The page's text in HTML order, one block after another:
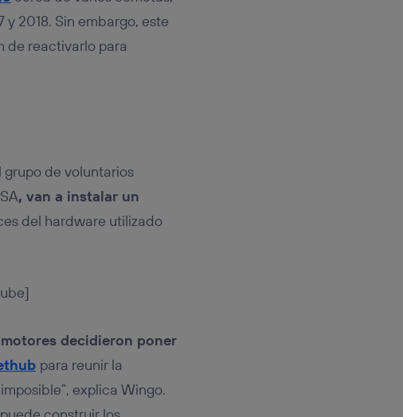
2018. Sin embargo, este
de reactivarlo para
grupo de voluntarios
, van a instalar un
del hardware utilizado
decidieron poner
para reunir la
explica Wingo.